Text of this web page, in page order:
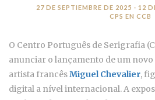
27 DE SEPTIEMBRE DE 2025 - 12
CPS EN CCB
O Centro Português de Serigrafia
anunciar o lançamento de um
artista francêsMiguel Chevalier,
digital a nível internacional. A